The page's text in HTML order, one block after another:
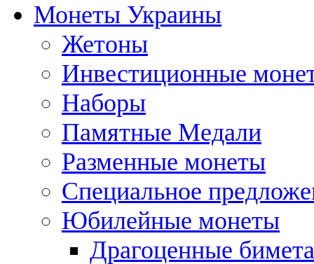
Монеты Украины
Жетоны
Инвестиционные
Наборы
Памятные Медали
Разменные монеты
Специальное
Юбилейные монеты
Драгоценные